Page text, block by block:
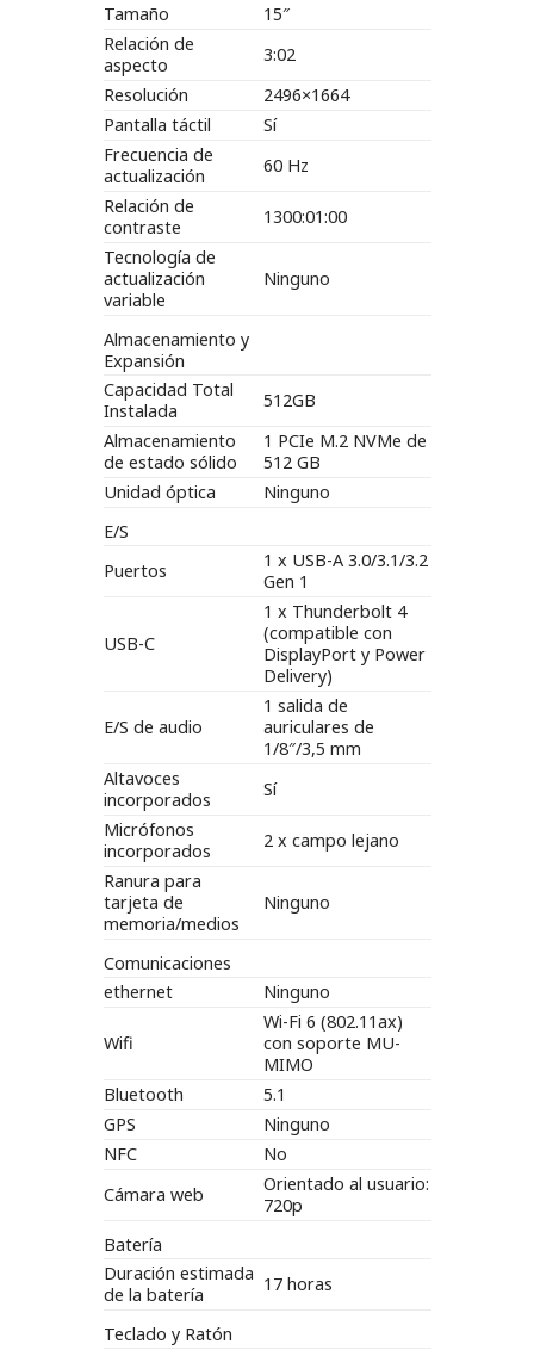
Tamaño
15″
Relación de
aspecto
3:02
Resolución
2496×1664
Pantalla táctil
Sí
Frecuencia de
actualización
60 Hz
Relación de
contraste
1300:01:00
Tecnología de
actualización
variable
Ninguno
Almacenamiento y
Expansión
Capacidad Total
Instalada
512GB
Almacenamiento
de estado sólido
1 PCIe M.2 NVMe de
512 GB
Unidad óptica
Ninguno
E/S
Puertos
1 x USB-A 3.0/3.1/3.2
Gen 1
USB-C
1 x Thunderbolt 4
(compatible con
DisplayPort y Power
Delivery)
E/S de audio
1 salida de
auriculares de
1/8″/3,5 mm
Altavoces
incorporados
Sí
Micrófonos
incorporados
2 x campo lejano
Ranura para
tarjeta de
memoria/medios
Ninguno
Comunicaciones
ethernet
Ninguno
Wifi
Wi-Fi 6 (802.11ax)
con soporte MU-
MIMO
Bluetooth
5.1
GPS
Ninguno
NFC
No
Cámara web
Orientado al usuario:
720p
Batería
Duración estimada
de la batería
17 horas
Teclado y Ratón